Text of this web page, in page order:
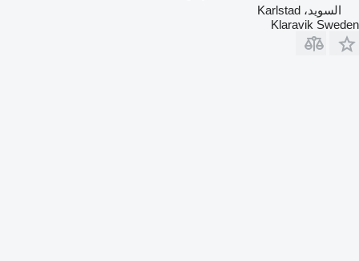
السويد، Karlstad
Klaravik Sweden